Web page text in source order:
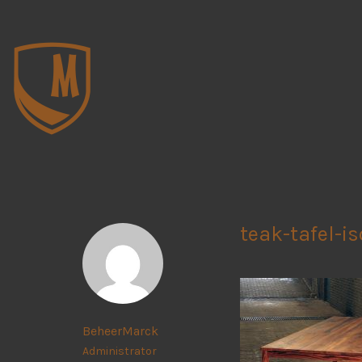
teak-tafel-
BeheerMarck
Administrator